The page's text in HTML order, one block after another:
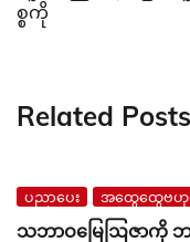
စ္စကို
Related Posts
ပညာပေး အထွေထွေဗ
သဘာဝမြေဩဇာကို